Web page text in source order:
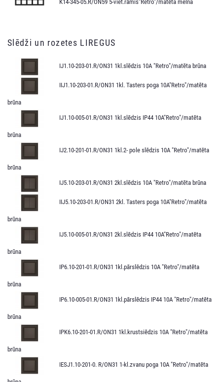
K14-345-05.R/ON59 5-viet.rāmis"Retro"/matēta melna
Slēdži un rozetes LIREGUS
IJ1.10-203-01.R/ON31 1kl.slēdzis 10A "Retro"/matēta brūna
IIJ1.10-203-01.R/ON31 1kl. Tasters poga 10A"Retro"/matēta
brūna
IJ1.10-005-01.R/ON31 1kl.slēdzis IP44 10A"Retro"/matēta
brūna
IJ2.10-201-01.R/ON31 1kl.2- pole slēdzis 10A "Retro"/matēta
brūna
IJ5.10-203-01.R/ON31 2kl.slēdzis 10A "Retro"/matēta brūna
IIJ5.10-203-01.R/ON31 2kl. Tasters poga 10A"Retro"/matēta
brūna
IJ5.10-005-01.R/ON31 2kl.slēdzis IP44 10A"Retro"/matēta
brūna
IP6.10-201-01.R/ON31 1kl.pārslēdzis 10A "Retro"/matēta
brūna
IP6.10-005-01.R/ON31 1kl.pārslēdzis IP44 10A "Retro"/matēta
brūna
IPK6.10-201-01.R/ON31 1kl.krustsiēdzis 10A "Retro"/matēta
brūna
IESJ1.10-201-0. R/ON31 1-kl.zvanu poga 10A "Retro"/matēta